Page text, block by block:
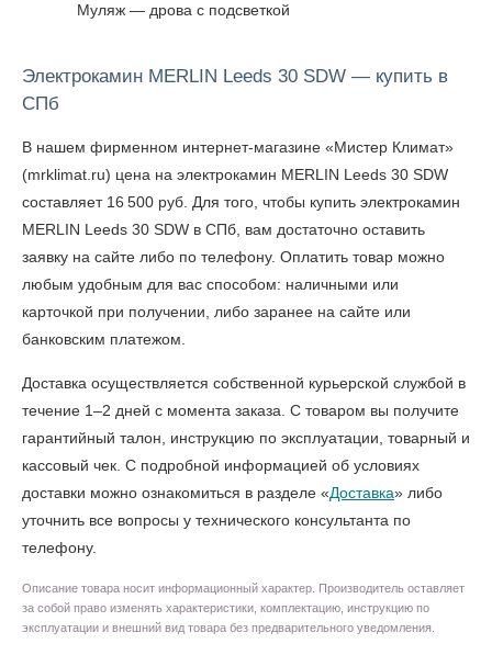
Муляж — дрова с подсветкой
Электрокамин MERLIN Leeds 30 SDW — купить в
СПб
В нашем фирменном интернет-магазине «Мистер Климат»
(mrklimat.ru) цена на электрокамин MERLIN Leeds 30 SDW
составляет 16 500 руб. Для того, чтобы купить электрокамин
MERLIN Leeds 30 SDW в СПб , вам достаточно оставить
заявку на сайте либо по телефону. Оплатить товар можно
любым удобным для вас способом: наличными или
карточкой при получении, либо заранее на сайте или
банковским платежом.
Доставка осуществляется собственной курьерской службой в
течение 1–2 дней с момента заказа. С товаром вы получите
гарантийный талон, инструкцию по эксплуатации, товарный и
кассовый чек. С подробной информацией об условиях
доставки можно ознакомиться в разделе «Доставка» либо
уточнить все вопросы у технического консультанта по
телефону.
Описание товара носит информационный характер. Производитель оставляет
за собой право изменять характеристики, комплектацию, инструкцию по
эксплуатации и внешний вид товара без предварительного уведомления.